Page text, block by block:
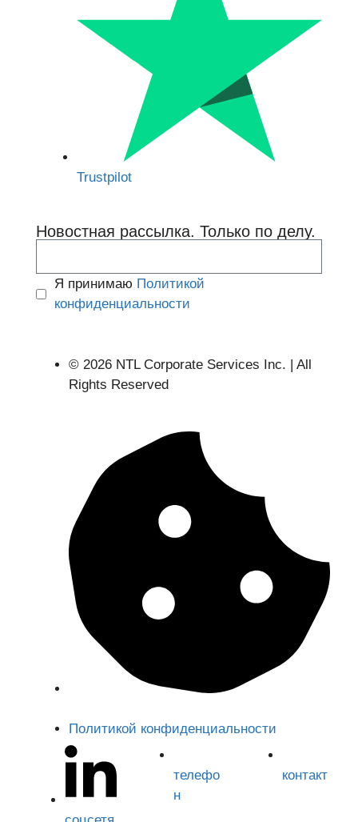
Trustpilot
Новостная рассылка. Только по делу.
Я принимаю Политикой
конфиденциальности
© 2026 NTL Corporate Services Inc. | All
Rights Reserved
Политикой конфиденциальности
телефо
н
контакт